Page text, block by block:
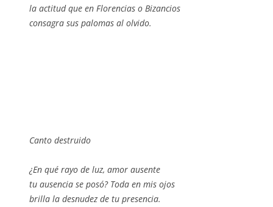
la actitud que en Florencias o Bizancios
consagra sus palomas al olvido.
Canto destruido
¿En qué rayo de luz, amor ausente
tu ausencia se posó? Toda en mis ojos
brilla la desnudez de tu presencia.